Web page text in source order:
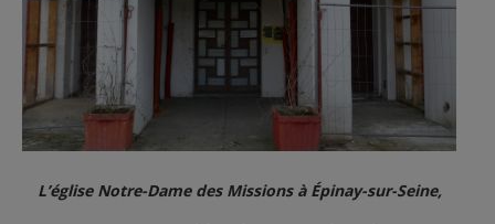
L’église Notre-Dame des Missions à Épinay-sur-Seine,